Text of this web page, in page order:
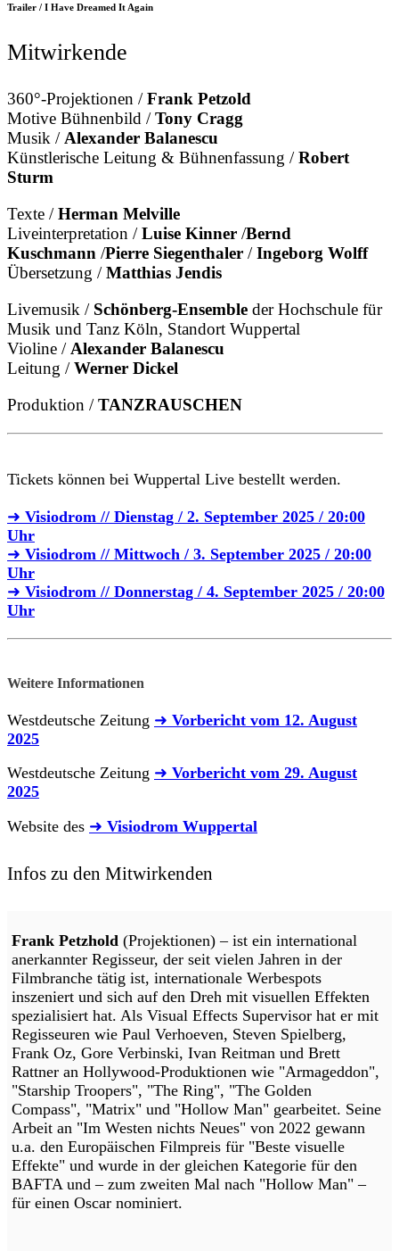
Trailer / I Have Dreamed It Again
Mitwirkende
360°-Projektionen /Frank Petzold
Motive Bühnenbild /Tony Cragg
Musik / Alexander Balanescu
Künstlerische Leitung & Bühnenfassung /Robert
Sturm
Texte /Herman Melville
Liveinterpretation /Luise Kinner /Bernd
Kuschmann /Pierre Siegenthaler /Ingeborg Wolff
Übersetzung /Matthias Jendis
Livemusik / Schönberg-Ensemble der Hochschule für
Musik und Tanz Köln, Standort Wuppertal
Violine /Alexander Balanescu
Leitung /Werner Dickel
Produktion /TANZRAUSCHEN
Tickets können bei Wuppertal Live bestellt werden.
➜ Visiodrom // Dienstag / 2. September 2025 / 20:00
Uhr
➜ Visiodrom // Mittwoch / 3. September 2025 / 20:00
Uhr
➜ Visiodrom // Donnerstag / 4. September 2025 / 20:00
Uhr
Weitere Informationen
Westdeutsche Zeitung ➜ Vorbericht vom 12. August
2025
Westdeutsche Zeitung ➜ Vorbericht vom 29. August
2025
Website des ➜ Visiodrom Wuppertal
Infos zu den Mitwirkenden
Frank Petzhold (Projektionen) – ist ein international
anerkannter Regisseur, der seit vielen Jahren in der
Filmbranche tätig ist, internationale Werbespots
inszeniert und sich auf den Dreh mit visuellen Effekten
spezialisiert hat. Als Visual Effects Supervisor hat er mit
Regisseuren wie Paul Verhoeven, Steven Spielberg,
Frank Oz, Gore Verbinski, Ivan Reitman und Brett
Rattner an Hollywood-Produktionen wie "Armageddon",
"Starship Troopers", "The Ring", "The Golden
Compass", "Matrix" und "Hollow Man" gearbeitet. Seine
Arbeit an "Im Westen nichts Neues" von 2022 gewann
u.a. den Europäischen Filmpreis für "Beste visuelle
Effekte" und wurde in der gleichen Kategorie für den
BAFTA und – zum zweiten Mal nach "Hollow Man" –
für einen Oscar nominiert.